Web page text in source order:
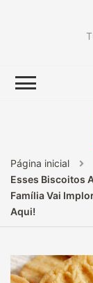
Página inicial
Esses Biscoitos
Família Vai
Aqui!